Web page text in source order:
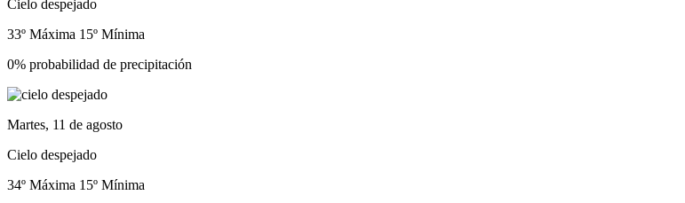
Cielo despejado
33º Máxima 15º Mínima
0% probabilidad de precipitación
Martes, 11 de agosto
Cielo despejado
34º Máxima 15º Mínima